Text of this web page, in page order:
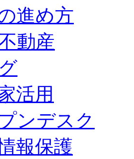
進め方
動産
活用
ンデスク
報保護